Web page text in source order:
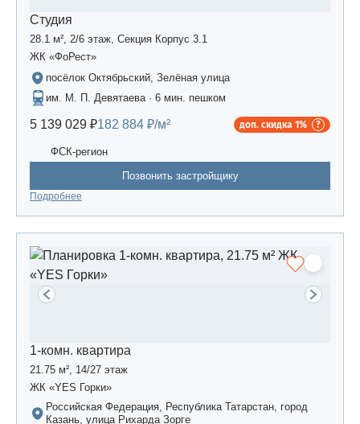
Студия
28.1 м², 2/6 этаж, Секция Корпус 3.1
ЖК «ФоРест»
посёлок Октябрьский, Зелёная улица
им. М. П. Девятаева · 6 мин. пешком
5 139 029 ₽182 884 ₽/м² доп. скидка 1%
ФСК-регион
Позвонить застройщику
Подробнее
1-комн. квартира
21.75 м², 14/27 этаж
ЖК «YES Горки»
Российская Федерация, Республика Татарстан, город
Казань, улица Рихарда Зорге